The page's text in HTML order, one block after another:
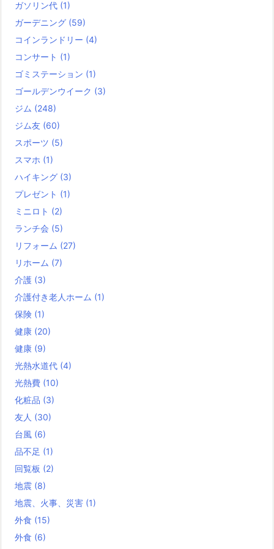
ガソリン代 (1)
ガーデニング (59)
コインランドリー (4)
コンサート (1)
ゴミステーション (1)
ゴールデンウイーク (3)
ジム (248)
ジム友 (60)
スポーツ (5)
スマホ (1)
ハイキング (3)
プレゼント (1)
ミニロト (2)
ランチ会 (5)
リフォーム (27)
リホーム (7)
介護 (3)
介護付き老人ホーム (1)
保険 (1)
健康 (20)
健康 (9)
光熱水道代 (4)
光熱費 (10)
化粧品 (3)
友人 (30)
台風 (6)
品不足 (1)
回覧板 (2)
地震 (8)
地震、火事、災害 (1)
外食 (15)
外食 (6)